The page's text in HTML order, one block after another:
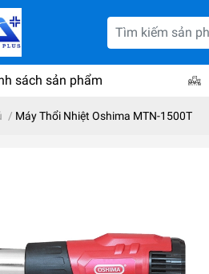
sách sản phẩm
/ Máy Thổi Nhiệt Oshima MTN-1500T